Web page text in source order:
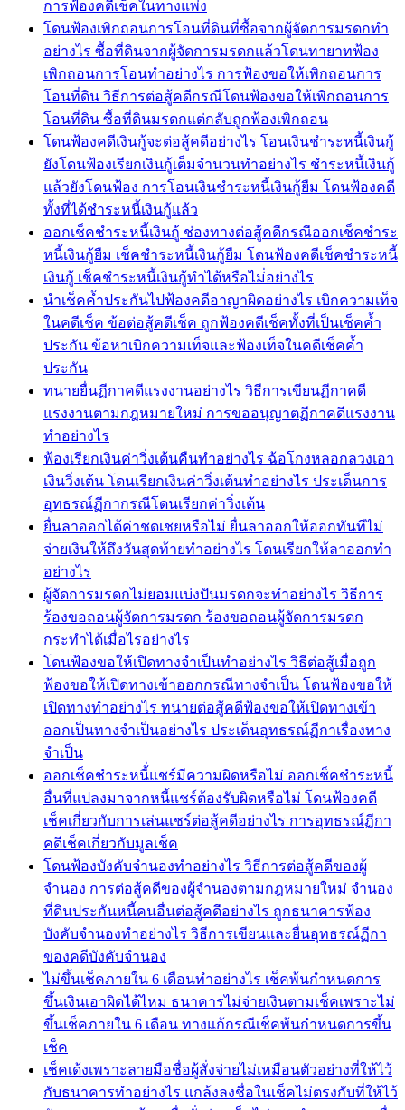
การฟ้องคดีเช็คในทางแพ่ง
โดนฟ้องเพิกถอนการโอนที่ดินที่ซื้อจากผู้จัดการมรดกทำ
อย่างไร ซื้อที่ดินจากผู้จัดการมรดกแล้วโดนทายาทฟ้อง
เพิกถอนการโอนทำอย่างไร การฟ้องขอให้เพิกถอนการ
โอนที่ดิน วิธีการต่อสู้คดีกรณีโดนฟ้องขอให้เพิกถอนการ
โอนที่ดิน ซื้อที่ดินมรดกแต่กลับถูกฟ้องเพิกถอน
โดนฟ้องคดีเงินกู้จะต่อสู้คดีอย่างไร โอนเงินชำระหนี้เงินกู้
ยังโดนฟ้องเรียกเงินกู้เต็มจำนวนทำอย่างไร ชำระหนี้เงินกู้
แล้วยังโดนฟ้อง การโอนเงินชำระหนี้เงินกู้ยืม โดนฟ้องคดี
ทั้งที่ได้ชำระหนี้เงินกู้แล้ว
ออกเช็คชำระหนี้เงินกู้ ช่องทางต่อสู้คดีกรณีออกเช็คชำระ
หนี้เงินกู้ยืม เช็คชำระหนี้เงินกู้ยืม โดนฟ้องคดีเช็คชำระหนี้
เงินกู้ เช็คชำระหนี้เงินกู้ทำได้หรือไม่่อย่างไร
นำเช็คค้ำประกันไปฟ้องคดีอาญาผิดอย่างไร เบิกความเท็จ
ในคดีเช็ค ข้อต่อสู้คดีเช็ค ถูกฟ้องคดีเช็คทั้งที่เป็นเช็คค้ำ
ประกัน ข้อหาเบิกความเท็จและฟ้องเท็จในคดีเช็คค้ำ
ประกัน
ทนายยื่นฏีกาคดีแรงงานอย่างไร วิธีการเขียนฏีกาคดี
แรงงานตามกฎหมายใหม่ การขออนุญาตฏีกาคดีแรงงาน
ทำอย่างไร
ฟ้องเรียกเงินค่าวิ่งเต้นคืนทำอย่างไร ฉ้อโกงหลอกลวงเอา
เงินวิ่งเต้น โดนเรียกเงินค่าวิ่งเต้นทำอย่างไร ประเด็นการ
อุทธรณ์ฏีกากรณีโดนเรียกค่าวิ่งเต้น
ยื่นลาออกได้ค่าชดเชยหรือไม่ ยื่นลาออกให้ออกทันทีไม่
จ่ายเงินให้ถึงวันสุดท้ายทำอย่างไร โดนเรียกให้ลาออกทำ
อย่างไร
ผู้จัดการมรดกไม่ยอมแบ่งปันมรดกจะทำอย่างไร วิธีการ
ร้องขอถอนผู้จัดการมรดก ร้องขอถอนผู้จัดการมรดก
กระทำได้เมื่อไรอย่างไร
โดนฟ้องขอให้เปิดทางจำเป็นทำอย่างไร วิธีต่อสู้เมื่อถูก
ฟ้องขอให้เปิดทางเข้าออกกรณีทางจำเป็น โดนฟ้องขอให้
เปิดทางทำอย่างไร ทนายต่อสู้คดีฟ้องขอให้เปิดทางเข้า
ออกเป็นทางจำเป็นอย่างไร ประเด็นอุทธรณ์ฏีกาเรื่องทาง
จำเป็น
ออกเช็คชำระหนี้่แชร์มีความผิดหรือไม่ ออกเช็คชำระหนี้
อื่นที่แปลงมาจากหนี้แชร์ต้องรับผิดหรือไม่ โดนฟ้องคดี
เช็คเกี่ยวกับการเล่นแชร์ต่อสู้คดีอย่างไร การอุทธรณ์ฏีกา
คดีเช็คเกี่ยวกับมูลเช็ค
โดนฟ้องบังคับจำนองทำอย่างไร วิธีการต่อสู้คดีของผู้
จำนอง การต่อสู้คดีของผู้จำนองตามกฎหมายใหม่ จำนอง
ที่ดินประกันหนี้คนอื่นต่อสู้คดีอย่างไร ถูกธนาคารฟ้อง
บังคับจำนองทำอย่างไร วิธีการเขียนและยื่นอุทธรณ์ฏีกา
ของคดีบังคับจำนอง
ไม่ขึ้นเช็คภายใน 6 เดือนทำอย่างไร เช็คพ้นกำหนดการ
ขึ้นเงินเอาผิดได้ไหม ธนาคารไม่จ่ายเงินตามเช็คเพราะไม่
ขึ้นเช็คภายใน 6 เดือน ทางแก้กรณีเช็คพ้นกำหนดการขึ้น
เช็ค
เช็คเด้งเพราะลายมือชื่อผู้สั่งจ่ายไม่เหมือนตัวอย่างที่ให้ไว้
กับธนาคารทำอย่างไร แกล้งลงชื่อในเช็คไม่ตรงกับที่ให้ไว้